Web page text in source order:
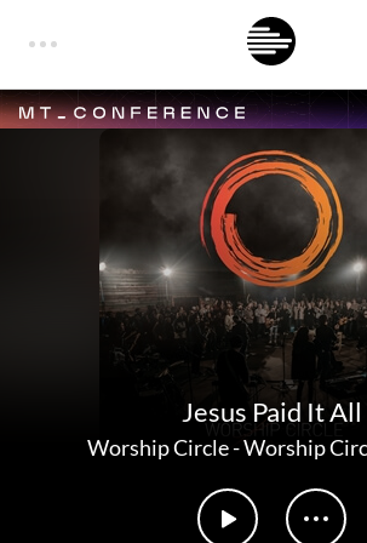
Jesus Paid It All
Worship Circle-Worship